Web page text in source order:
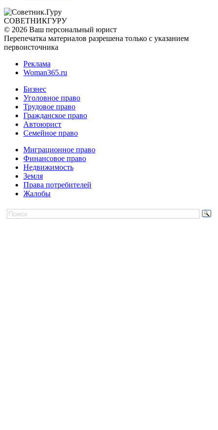
СОВЕТНИКГУРУ
© 2026 Ваш персональный юрист
Перепечатка материалов разрешена только с указанием
первоисточника
Реклама
Woman365.ru
Бизнес
Уголовное право
Трудовое право
Гражданское право
Автоюрист
Семейное право
Миграционное право
Финансовое право
Недвижимость
Земля
Права потребителей
Жалобы